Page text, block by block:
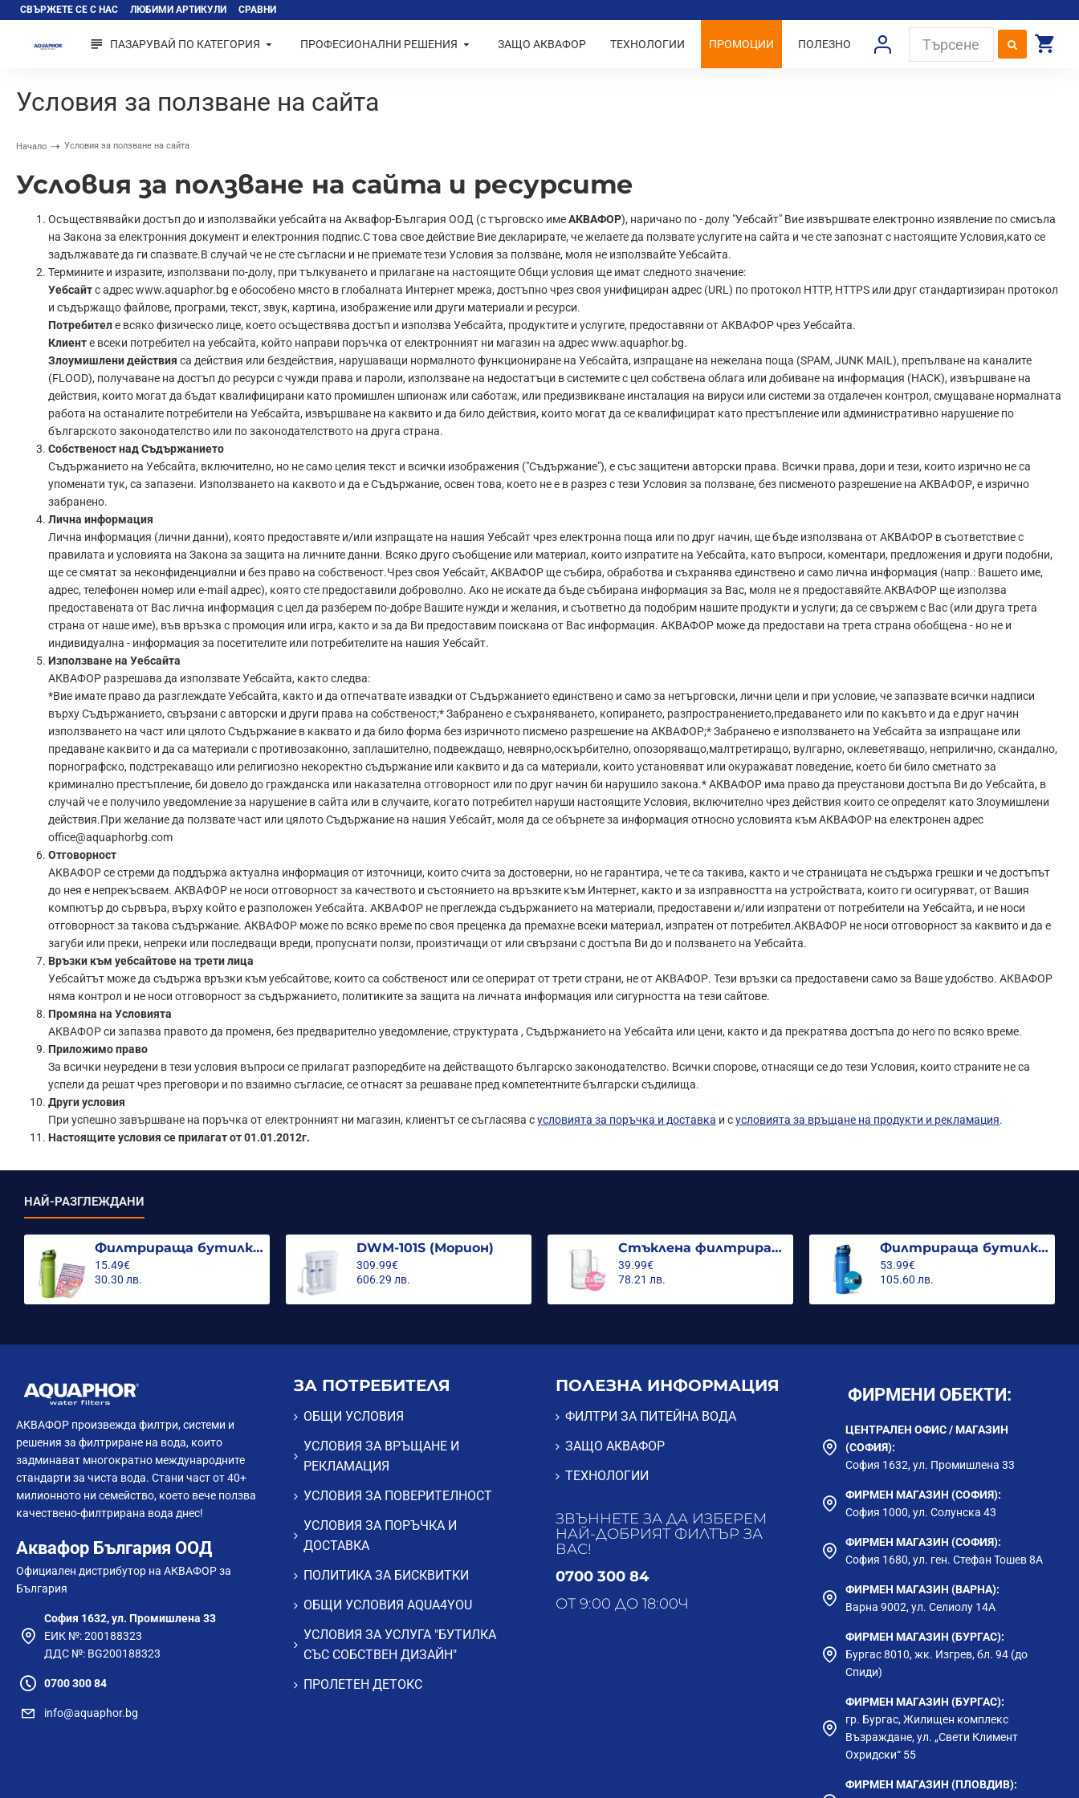
СВЪРЖЕТЕ СЕ С НАС ЛЮБИМИ АРТИКУЛИ СРАВНИ
ПАЗАРУВАЙ ПО КАТЕГОРИЯ ПРОФЕСИОНАЛНИ РЕШЕНИЯ ЗАЩО АКВАФОР ТЕХНОЛОГИИ ПРОМОЦИИ ПОЛЕЗНО
Начало Условия за ползване на сайта
Условия за ползване на сайта
Условия за ползване на сайта и ресурсите
Осъществявайки достъп до и използвайки уебсайта на Аквафор-България ООД (с търговско имеАКВАФОР), наричано по - долу "Уебсайт" Вие извършвате електронно изявление по смисъла
на Закона за електронния документ и електронния подпис.С това свое действие Вие декларирате, че желаете да ползвате услугите на сайта и че сте запознат с настоящите Условия,като се
задължавате да ги спазвате.В случай че не сте съгласни и не приемате тези Условия за ползване, моля не използвайте Уебсайта.
Термините и изразите, използвани по-долу, при тълкуването и прилагане на настоящите Общи условия ще имат следното значение:
Уебсайтс адрес www.aquaphor.bg е обособено място в глобалната Интернет мрежа, достъпно чрез своя унифициран адрес (URL) по протокол HTTP, HTTPS или друг стандартизиран протокол
и съдържащо файлове, програми, текст, звук, картина, изображение или други материали и ресурси.
Потребителe всяко физическо лице, което осъществява достъп и използва Уебсайта, продуктите и услугите, предоставяни от АКВАФОР чрез Уебсайта.
Клиенте всеки потребител на уебсайта, който направи поръчка от електронният ни магазин на адрес www.aquaphor.bg.
Злоумишлени действия са действия или бездействия, нарушаващи нормалното функциониране на Уебсайта, изпращане на нежелана поща (SPAM, JUNK MAIL), препълване на каналите
(FLOOD), получаване на достъп до ресурси с чужди права и пароли, използване на недостатъци в системите с цел собствена облага или добиване на информация (HACK), извършване на
действия, които могат да бъдат квалифицирани като промишлен шпионаж или саботаж, или предизвикване инсталация на вируси или системи за отдалечен контрол, смущаване нормалната
работа на останалите потребители на Уебсайта, извършване на каквито и да било действия, които могат да се квалифицират като престъпление или административно нарушение по
българското законодателство или по законодателството на друга страна.
Собственост над Съдържанието
Съдържанието на Уебсайта, включително, но не само целия текст и всички изображения ("Съдържание"), е със защитени авторски права. Всички права, дори и тези, които изрично не са
упоменати тук, са запазени. Използването на каквото и да е Съдържание, освен това, което не е в разрез с тези Условия за ползване, без писменото разрешение на АКВАФОР, е изрично
забранено.
Лична информация
Лична информация (лични данни), която предоставяте и/или изпращате на нашия Уебсайт чрез електронна поща или по друг начин, ще бъде използвана от АКВАФОР в съответствие с
правилата и условията на Закона за защита на личните данни. Всяко друго съобщение или материал, които изпратите на Уебсайта, като въпроси, коментари, предложения и други подобни,
ще се смятат за неконфиденциални и без право на собственост.Чрез своя Уебсайт, АКВАФОР ще събира, обработва и съхранява единствено и само лична информация (напр.: Вашето име,
адрес, телефонен номер или e-mail адрес), която сте предоставили доброволно. Ако не искате да бъде събирана информация за Вас, моля не я предоставяйте.АКВАФОР ще използва
предоставената от Вас лична информация с цел да разберем по-добре Вашите нужди и желания, и съответно да подобрим нашите продукти и услуги; да се свържем с Вас (или друга трета
страна от наше име), във връзка с промоция или игра, както и за да Ви предоставим поискана от Вас информация. АКВАФОР може да предостави на трета страна обобщена - но не и
индивидуална - информация за посетителите или потребителите на нашия Уебсайт.
Използване на Уебсайта
АКВАФОР разрешава да използвате Уебсайта, както следва:
*Вие имате право да разглеждате Уебсайта, както и да отпечатвате извадки от Съдържанието единствено и само за нетърговски, лични цели и при условие, че запазвате всички надписи
върху Съдържанието, свързани с авторски и други права на собственост;* Забранено е съхраняването, копирането, разпространението,предаването или по какъвто и да е друг начин
използването на част или цялото Съдържание в каквато и да било форма без изричното писмено разрешение на АКВАФОР;* Забранено е използването на Уебсайта за изпращане или
предаване каквито и да са материали с противозаконно, заплашително, подвеждащо, невярно,оскърбително, опозоряващо,малтретиращо, вулгарно, оклеветяващо, неприлично, скандално,
порнографско, подстрекаващо или религиозно некоректно съдържание или каквито и да са материали, които установяват или окуражават поведение, което би било сметнато за
криминално престъпление, би довело до гражданска или наказателна отговорност или по друг начин би нарушило закона.* АКВАФОР има право да преустанови достъпа Ви до Уебсайта, в
случай че е получило уведомление за нарушение в сайта или в случаите, когато потребител наруши настоящите Условия, включително чрез действия които се определят като Злоумишлени
действия.При желание да ползвате част или цялото Съдържание на нашия Уебсайт, моля да се обърнете за информация относно условията към АКВАФОР на електронен адрес
office@aquaphorbg.com
Отговорност
АКВАФОР се стреми да поддържа актуална информация от източници, които счита за достоверни, но не гарантира, че те са такива, както и че страницата не съдържа грешки и че достъпът
до нея е непрекъсваем. АКВАФОР не носи отговорност за качеството и състоянието на връзките към Интернет, както и за изправността на устройствата, които ги осигуряват, от Вашия
компютър до сървъра, върху който е разположен Уебсайта. АКВАФОР не преглежда съдържанието на материали, предоставени и/или изпратени от потребители на Уебсайта, и не носи
отговорност за такова съдържание. АКВАФОР може по всяко време по своя преценка да премахне всеки материал, изпратен от потребител.АКВАФОР не носи отговорност за каквито и да е
загуби или преки, непреки или последващи вреди, пропуснати ползи, произтичащи от или свързани с достъпа Ви до и ползването на Уебсайта.
Връзки към уебсайтове на трети лица
Уебсайтът може да съдържа връзки към уебсайтове, които са собственост или се оперират от трети страни, не от АКВАФОР. Тези връзки са предоставени само за Ваше удобство. АКВАФОР
няма контрол и не носи отговорност за съдържанието, политиките за защита на личната информация или сигурността на тeзи сайтове.
Промяна на Условията
АКВАФОР си запазва правото да променя, без предварително уведомление, структурата , Съдържанието на Уебсайта или цени, както и да прекратява достъпа до него по всяко време.
Приложимо право
За всички неуредени в тези условия въпроси се прилагат разпоредбите на действащото българско законодателство. Всички спорове, отнасящи се до тези Условия, които страните не са
успели да решат чрез преговори и по взаимно съгласие, се отнасят за решаване пред компетентните български съдилища.
Други условия
При успешно завършване на поръчка от електронният ни магазин, клиентът се съгласява сусловията за поръчка и доставка и сусловията за връщане на продукти и рекламация.
Настоящите условия се прилагат от 01.01.2012г.
НАЙ-РАЗГЛЕЖДАНИ
Филтрираща бутилка City 500ml.
15.49€
30.30 лв.
DWM-101S (Морион)
309.99€
606.29 лв.
Стъклена филтрираща кана Гласс, 2.5л с 3 филтъра MFP Mg
39.99€
78.21 лв.
Филтрираща бутилка City 500ml. (с 5 филтъра)
53.99€
105.60 лв.
АКВАФОР произвежда филтри, системи и
решения за филтриране на вода, които
задминават многократно международните
стандарти за чиста вода. Стани част от 40+
милионното ни семейство, което вече ползва
качествено-филтрирана вода днес!
Аквафор България ООД
Официален дистрибутор на АКВАФОР за
България
София 1632, ул. Промишлена 33
ЕИК №: 200188323
ДДС №: BG200188323
0700 300 84
info@aquaphor.bg
ЗА ПОТРЕБИТЕЛЯ
ОБЩИ УСЛОВИЯ
УСЛОВИЯ ЗА ВРЪЩАНЕ И
РЕКЛАМАЦИЯ
УСЛОВИЯ ЗА ПОВЕРИТЕЛНОСТ
УСЛОВИЯ ЗА ПОРЪЧКА И
ДОСТАВКА
ПОЛИТИКА ЗА БИСКВИТКИ
ОБЩИ УСЛОВИЯ AQUA4YOU
УСЛОВИЯ ЗА УСЛУГА "БУТИЛКА
СЪС СОБСТВЕН ДИЗАЙН"
ПРОЛЕТЕН ДЕТОКС
ПОЛЕЗНА ИНФОРМАЦИЯ
ФИЛТРИ ЗА ПИТЕЙНА ВОДА
ЗАЩО АКВАФОР
ТЕХНОЛОГИИ
ЗВЪННЕТЕ ЗА ДА ИЗБЕРЕМ
НАЙ-ДОБРИЯТ ФИЛТЪР ЗА
ВАС!
0700 300 84
ОТ 9:00 ДО 18:00Ч
ФИРМЕНИ ОБЕКТИ:
ЦЕНТРАЛЕН ОФИС / МАГАЗИН
(СОФИЯ):
София 1632, ул. Промишлена 33
ФИРМЕН МАГАЗИН (СОФИЯ):
София 1000, ул. Солунска 43
ФИРМЕН МАГАЗИН (СОФИЯ):
София 1680, ул. ген. Стефан Тошев 8А
ФИРМЕН МАГАЗИН (ВАРНА):
Варна 9002, ул. Селиолу 14А
ФИРМЕН МАГАЗИН (БУРГАС):
Бургас 8010, жк. Изгрев, бл. 94 (до
Спиди)
ФИРМЕН МАГАЗИН (БУРГАС):
гр. Бургас, Жилищен комплекс
Възраждане, ул. „Свети Климент
Охридски“ 55
ФИРМЕН МАГАЗИН (ПЛОВДИВ):